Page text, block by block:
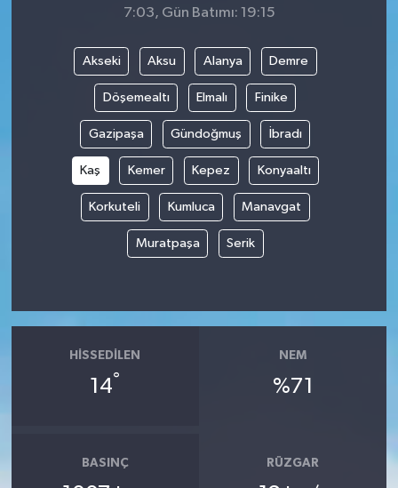
7:03, Gün Batımı: 19:15
Akseki Aksu Alanya Demre
Döşemealtı Elmalı Finike
Gazipaşa Gündoğmuş İbradı
Kaş Kemer Kepez Konyaaltı
Korkuteli Kumluca Manavgat
Muratpaşa Serik
HISSEDILEN
14°
NEM
%71
BASINÇ RÜZGAR